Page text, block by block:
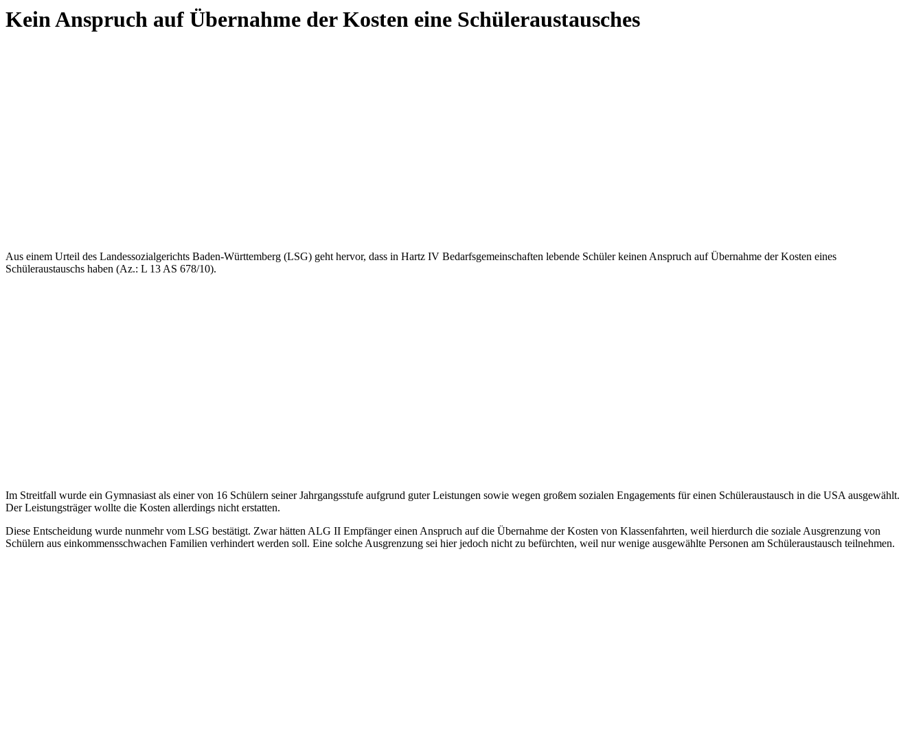
Kein Anspruch auf Übernahme der Kosten eine Schüleraustausches
Aus einem Urteil des Landessozialgerichts Baden-Württemberg (LSG) geht hervor, dass in Hartz IV Bedarfsgemeinschaften lebende Schüler keinen Anspruch auf Übernahme der Kosten eines
Schüleraustauschs haben (Az.: L 13 AS 678/10).
Im Streitfall wurde ein Gymnasiast als einer von 16 Schülern seiner Jahrgangsstufe aufgrund guter Leistungen sowie wegen großem sozialen Engagements für einen Schüleraustausch in die USA ausgewählt.
Der Leistungsträger wollte die Kosten allerdings nicht erstatten.
Diese Entscheidung wurde nunmehr vom LSG bestätigt. Zwar hätten ALG II Empfänger einen Anspruch auf die Übernahme der Kosten von Klassenfahrten, weil hierdurch die soziale Ausgrenzung von
Schülern aus einkommensschwachen Familien verhindert werden soll. Eine solche Ausgrenzung sei hier jedoch nicht zu befürchten, weil nur wenige ausgewählte Personen am Schüleraustausch teilnehmen.